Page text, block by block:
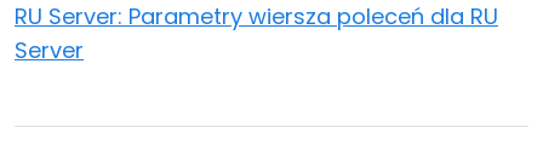
RU Server: Parametry wiersza poleceń dla RU
Server